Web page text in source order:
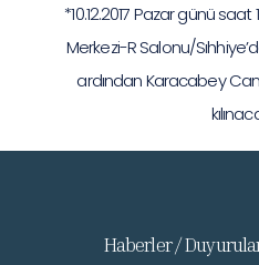
*10.12.2017 Pazar günü
Merkezi-R Salonu/
ardından Karacabey
Haberler /